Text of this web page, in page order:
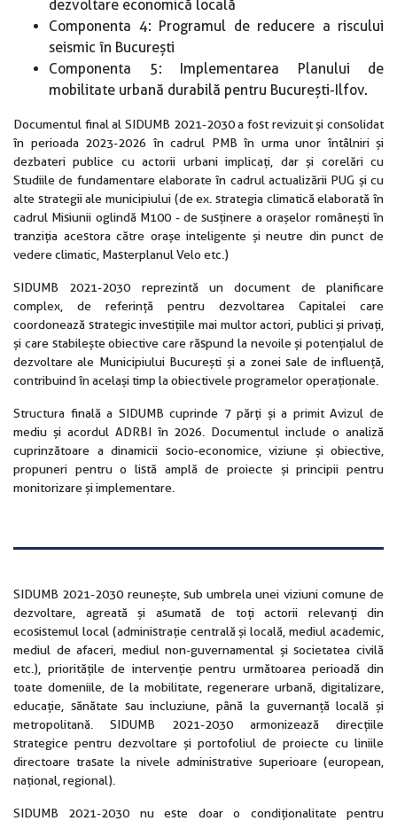
dezvoltare economică locală
Componenta 4: Programul de reducere a riscului
seismic în București
Componenta 5: Implementarea Planului de
mobilitate urbană durabilă pentru București-Ilfov.
Documentul final al SIDUMB 2021-2030 a fost revizuit și consolidat
în perioada 2023-2026 în cadrul PMB în urma unor întâlniri și
dezbateri publice cu actorii urbani implicați, dar și corelări cu
Studiile de fundamentare elaborate în cadrul actualizării PUG și cu
alte strategii ale municipiului (de ex. strategia climatică elaborată în
cadrul Misiunii oglindă M100 - de susținere a orașelor românești în
tranziția acestora către orașe inteligente și neutre din punct de
vedere climatic, Masterplanul Velo etc.)
SIDUMB 2021-2030 reprezintă un document de planificare
complex, de referință pentru dezvoltarea Capitalei care
coordonează strategic investițiile mai multor actori, publici și privați,
și care stabilește obiective care răspund la nevoile și potențialul de
dezvoltare ale Municipiului București și a zonei sale de influență,
contribuind în același timp la obiectivele programelor operaționale.
Structura finală a SIDUMB cuprinde 7 părți și a primit Avizul de
mediu și acordul ADRBI în 2026. Documentul include o analiză
cuprinzătoare a dinamicii socio-economice, viziune și obiective,
propuneri pentru o listă amplă de proiecte și principii pentru
monitorizare și implementare.
SIDUMB 2021-2030 reunește, sub umbrela unei viziuni comune de
dezvoltare, agreată și asumată de toți actorii relevanți din
ecosistemul local (administrație centrală și locală, mediul academic,
mediul de afaceri, mediul non-guvernamental și societatea civilă
etc.), prioritățile de intervenție pentru următoarea perioadă din
toate domeniile, de la mobilitate, regenerare urbană, digitalizare,
educație, sănătate sau incluziune, până la guvernanță locală și
metropolitană. SIDUMB 2021-2030 armonizează direcțiile
strategice pentru dezvoltare și portofoliul de proiecte cu liniile
directoare trasate la nivele administrative superioare (european,
național, regional).
SIDUMB 2021-2030 nu este doar o condiționalitate pentru